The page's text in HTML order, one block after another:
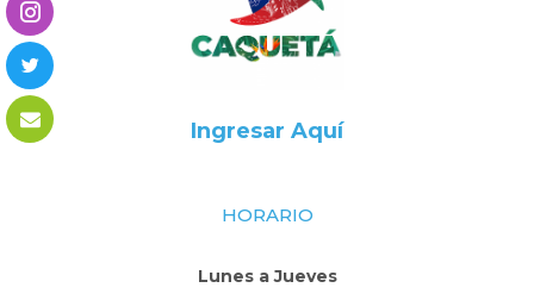
Ingresar Aquí
HORARIO
Lunes a Jueves